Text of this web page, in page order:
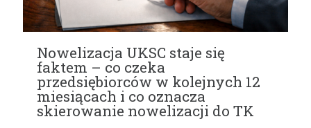
Nowelizacja UKSC staje się
faktem – co czeka
przedsiębiorców w kolejnych 12
miesiącach i co oznacza
skierowanie nowelizacji do TK